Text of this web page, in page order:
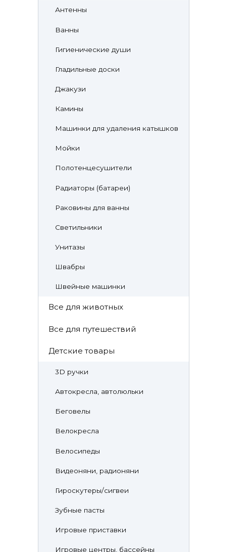
Антенны
Ванны
Гигиенические души
Гладильные доски
Джакузи
Камины
Машинки для удаления катышков
Мойки
Полотенцесушители
Радиаторы (батареи)
Раковины для ванны
Светильники
Унитазы
Швабры
Швейные машинки
Все для животных
Все для путешествий
Детские товары
3D ручки
Автокресла, автолюльки
Беговелы
Велокресла
Велосипеды
Видеоняни, радионяни
Гироскутеры/сигвеи
Зубные пасты
Игровые приставки
Игровые центры, бассейны